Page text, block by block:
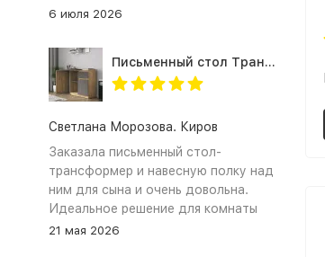
получили и собрали. Документы на
Спасибо!
6 июля 2026
Письменный стол Трансформер для школьника с тумбой СП-21 СИТИ ЛДСП графит / дуб крафт золотой
Светлана Морозова. Киров
Заказала письменный стол-
трансформер и навесную полку над
ним для сына и очень довольна.
Идеальное решение для комнаты
школьника. ЛДСП в сочетании
21 мая 2026